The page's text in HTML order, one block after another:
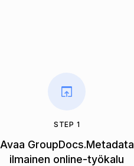
STEP 1
Avaa GroupDocs.Metadata
ilmainen online-työkalu